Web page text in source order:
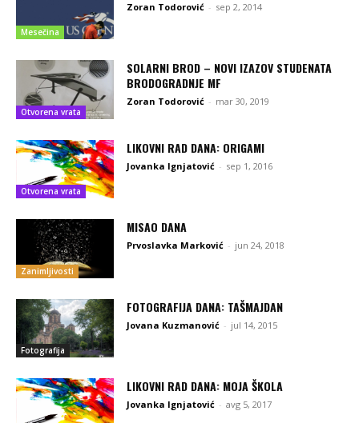
Mesečina
Zoran Todorović - sep 2, 2014
Otvorena vrata
SOLARNI BROD – NOVI IZAZOV STUDENATA
BRODOGRADNJE MF
Zoran Todorović - mar 30, 2019
Otvorena vrata
LIKOVNI RAD DANA: ORIGAMI
Jovanka Ignjatović - sep 1, 2016
Zanimljivosti
MISAO DANA
Prvoslavka Marković - jun 24, 2018
Fotografija
FOTOGRAFIJA DANA: TAŠMAJDAN
Jovana Kuzmanović - jul 14, 2015
LIKOVNI RAD DANA: MOJA ŠKOLA
Jovanka Ignjatović - avg 5, 2017